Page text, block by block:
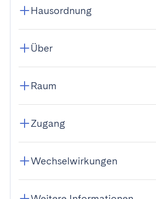
Hausordnung
Über
Raum
Zugang
Wechselwirkungen